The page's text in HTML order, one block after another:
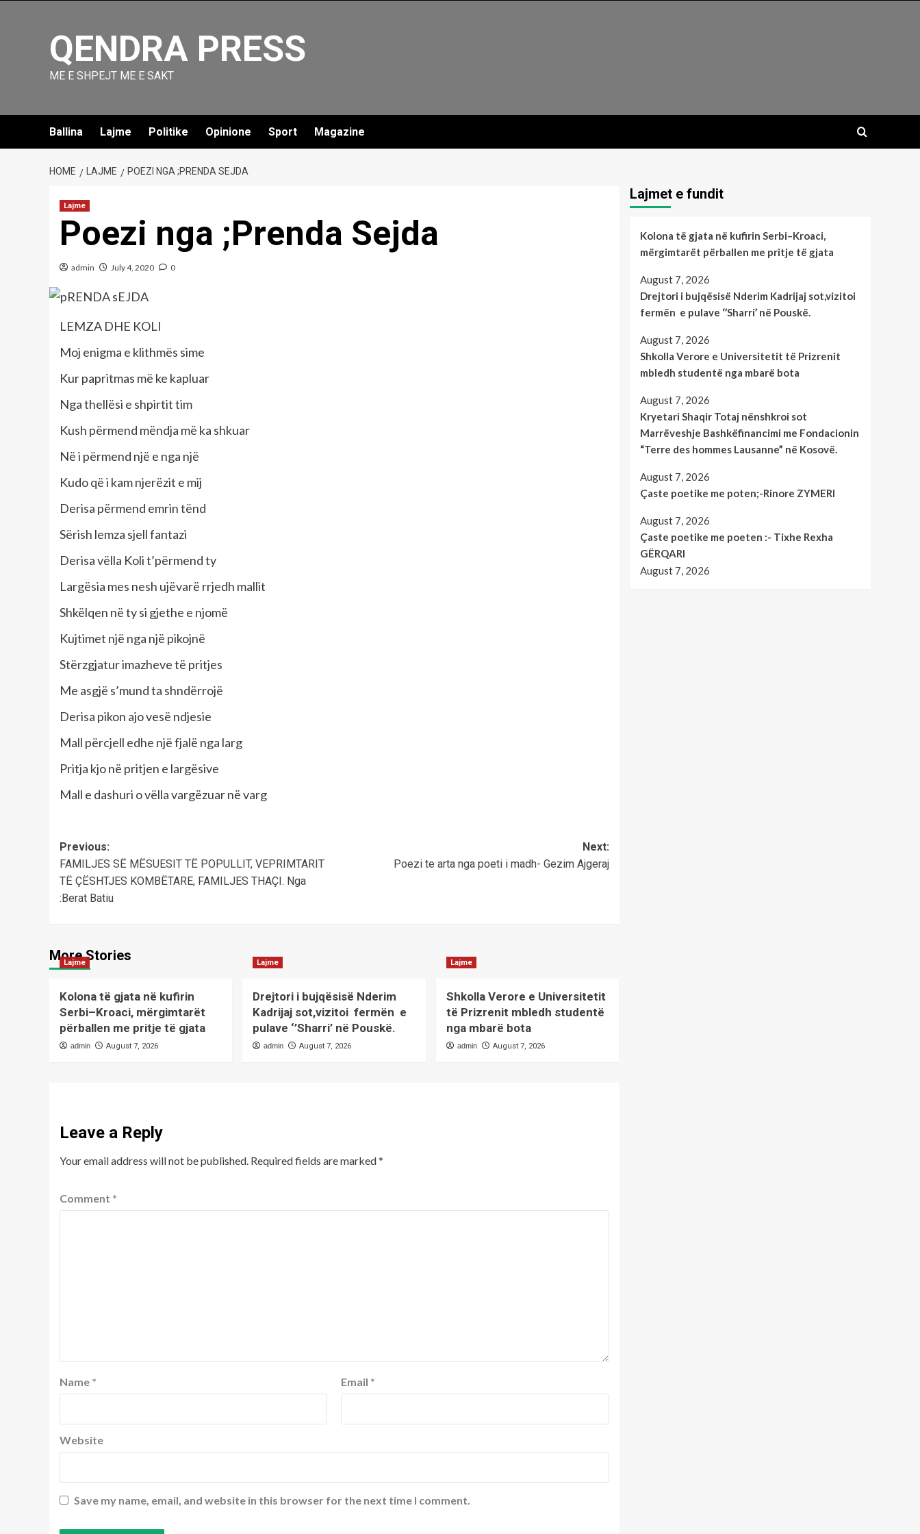
QENDRA PRESS
ME E SHPEJT ME E SAKT
Ballina Lajme Politike Opinione Sport Magazine
HOME LAJME POEZI NGA ;PRENDA SEJDA
Lajme
Poezi nga ;Prenda Sejda
admin July 4, 2020 0
LEMZA DHE KOLI
Moj enigma e klithmës sime
Kur papritmas më ke kapluar
Nga thellësi e shpirtit tim
Kush përmend mëndja më ka shkuar
Në i përmend një e nga një
Kudo që i kam njerëzit e mij
Derisa përmend emrin tënd
Sërish lemza sjell fantazi
Derisa vëlla Koli t’përmend ty
Largësia mes nesh ujëvarë rrjedh mallit
Shkëlqen në ty si gjethe e njomë
Kujtimet një nga një pikojnë
Stërzgjatur imazheve të pritjes
Me asgjë s’mund ta shndërrojë
Derisa pikon ajo vesë ndjesie
Mall përcjell edhe një fjalë nga larg
Pritja kjo në pritjen e largësive
Mall e dashuri o vëlla vargëzuar në varg
Post
navigation
Previous:
FAMILJES SË MËSUESIT TË POPULLIT, VEPRIMTARIT
TË ÇËSHTJES KOMBËTARE, FAMILJES THAÇI. Nga
:Berat Batiu
Next:
Poezi te arta nga poeti i madh- Gezim Ajgeraj
More Stories
Lajme
Kolona të gjata në kufirin
Serbi–Kroaci, mërgimtarët
përballen me pritje të gjata
admin August 7, 2026
Lajme
Drejtori i bujqësisë Nderim
Kadrijaj sot,vizitoi fermën e
pulave ‘’Sharri’ në Pouskë.
admin August 7, 2026
Lajme
Shkolla Verore e Universitetit
të Prizrenit mbledh studentë
nga mbarë bota
admin August 7, 2026
Leave a Reply
Your email address will not be published. Required fields are marked*
Comment *
Name * Email *
Website
Save my name, email, and website in this browser for the next time I comment.
Lajmet e fundit
Kolona të gjata në kufirin Serbi–Kroaci,
mërgimtarët përballen me pritje të gjata
August 7, 2026
Drejtori i bujqësisë Nderim Kadrijaj sot,vizitoi
fermën e pulave ‘’Sharri’ në Pouskë.
August 7, 2026
Shkolla Verore e Universitetit të Prizrenit
mbledh studentë nga mbarë bota
August 7, 2026
Kryetari Shaqir Totaj nënshkroi sot
Marrëveshje Bashkëfinancimi me Fondacionin
“Terre des hommes Lausanne” në Kosovë.
August 7, 2026
Çaste poetike me poten;-Rinore ZYMERI
August 7, 2026
Çaste poetike me poeten :- Tixhe Rexha
GËRQARI
August 7, 2026